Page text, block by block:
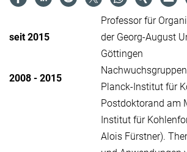
seit 2015
Professor für
der Georg-August
Göttingen
2008 - 2015
Planck-Institut für
Postdoktorand am
Institut für
Alois Fürstner).